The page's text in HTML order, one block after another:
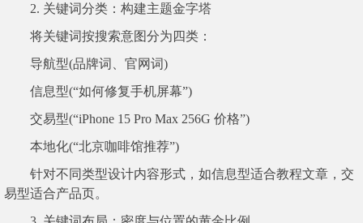
2. 关键词分类：构建主题金字塔
将关键词按搜索意图分为四类：
导航型(品牌词、官网词)
信息型(“如何修复手机屏幕”)
交易型(“iPhone 15 Pro Max 256G 价格”)
本地化(“北京咖啡馆推荐”)
针对不同类型设计内容形式，如信息型适合教程文章，交
易型适合产品页。